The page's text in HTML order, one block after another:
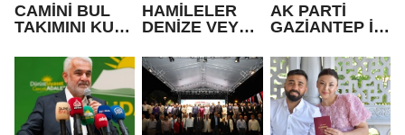
CAMİNİ BUL
TAKIMINI KUR”
TURNUVASINA
KATILAN TÜM
ÖĞRENCİLERE
BİSİKLET
HEDİYE EDİLDİ
HAMİLELER
DENİZE VEYA
GİREBİLİR Mİ?
AK PARTİ
GAZİANTEP İL
FEDAİOĞLU’N
DAN SİVİL
TOPLUM
KURULUŞLARI
NA ZİYARET